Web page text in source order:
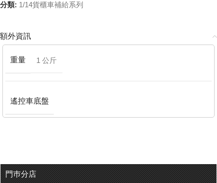
分類: 1/14貨櫃車補給系列
額外資訊
重量 1 公斤
遙控車底盤
門巿分店